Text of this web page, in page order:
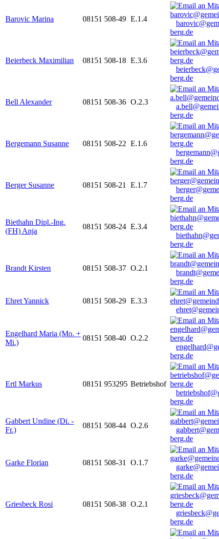
Barovic Marina 08151 508-49 E.1.4
berg.de
Beierbeck Maximilian 08151 508-18 E.3.6
berg.de
Bell Alexander 08151 508-36 O.2.3
berg.de
Bergemann Susanne 08151 508-22 E.1.6
berg.de
Berger Susanne 08151 508-21 E.1.7
berg.de
Biethahn Dipl.-Ing.
(FH) Anja
08151 508-24 E.3.4
berg.de
Brandt Kirsten 08151 508-37 O.2.1
berg.de
Ehret Yannick 08151 508-29 E.3.3
Engelhard Maria (Mo. +
Mi.)
08151 508-40 O.2.2
berg.de
Ertl Markus 08151 953295 Betriebshof
berg.de
Gabbert Undine (Di. -
Fr.)
08151 508-44 O.2.6
berg.de
Garke Florian 08151 508-31 O.1.7
berg.de
Griesbeck Rosi 08151 508-38 O.2.1
berg.de